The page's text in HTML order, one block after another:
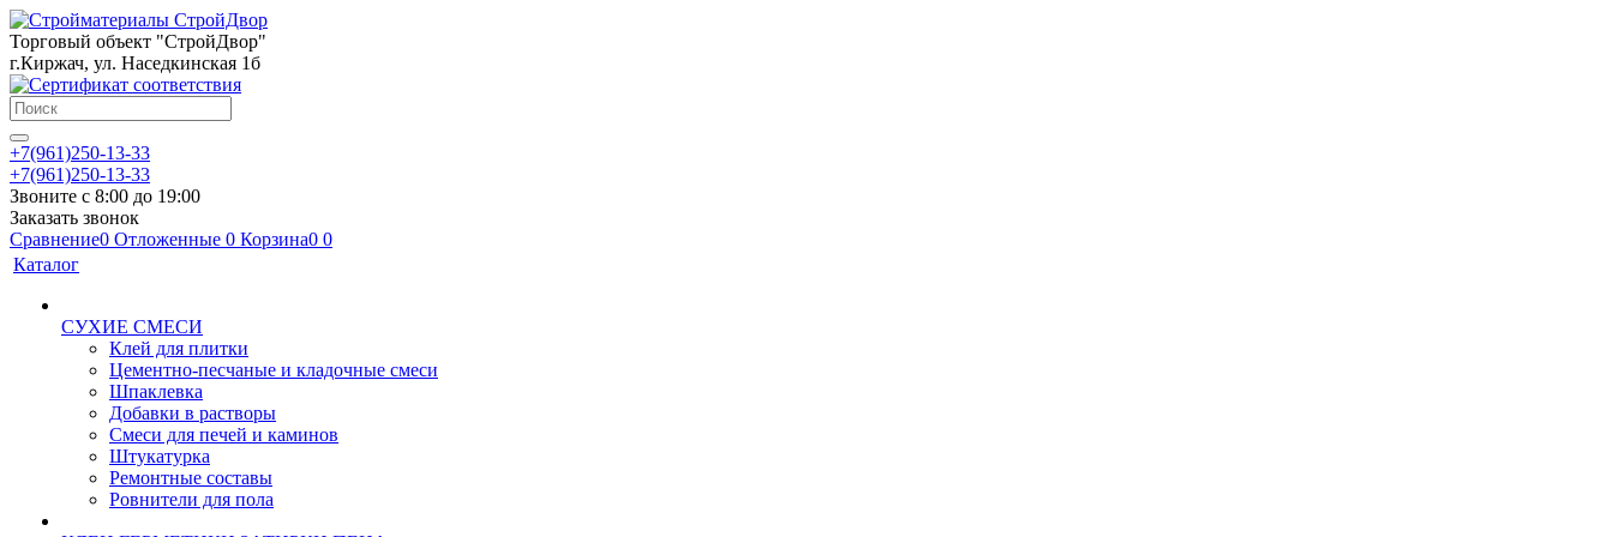
Торговый объект "СтройДвор"
г.Киржач, ул. Наседкинская 1б
+7(961)250-13-33
+7(961)250-13-33
Звоните с 8:00 до 19:00
Заказать звонок
Сравнение0 Отложенные 0 Корзина0 0
Каталог
СУХИЕ СМЕСИ
Клей для плитки
Цементно-песчаные и кладочные смеси
Шпаклевка
Добавки в растворы
Смеси для печей и каминов
Штукатурка
Ремонтные составы
Ровнители для пола